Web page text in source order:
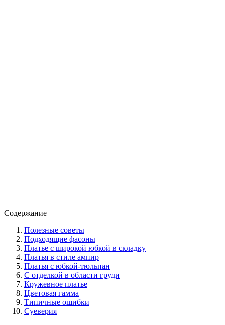
Содержание
Полезные советы
Подходящие фасоны
Платье с широкой юбкой в складку
Платья в стиле ампир
Платья с юбкой-тюльпан
С отделкой в области груди
Кружевное платье
Цветовая гамма
Типичные ошибки
Суеверия